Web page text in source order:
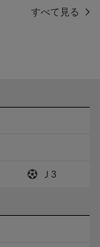
すべて見る
Ｊ3